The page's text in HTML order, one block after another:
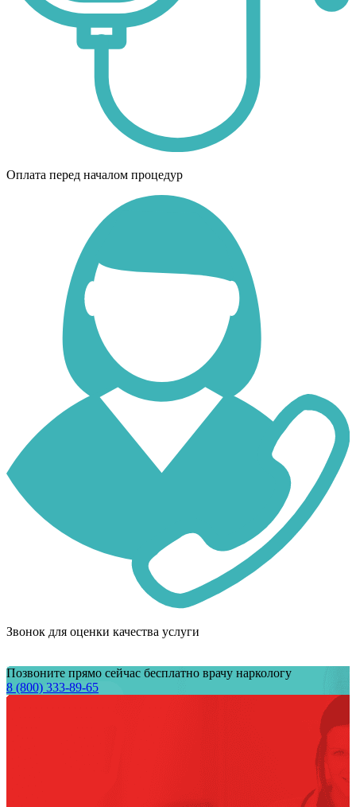
Оплата перед началом процедур
Звонок для оценки качества услуги
Позвоните прямо сейчас бесплатно врачу наркологу
8 (800) 333-89-65